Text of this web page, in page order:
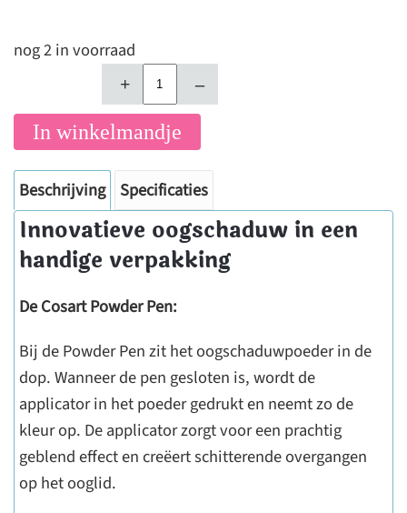
nog 2 in voorraad
+ –
In winkelmandje
Beschrijving Specificaties
Innovatieve oogschaduw in een
handige verpakking
De Cosart Powder Pen:
Bij de Powder Pen zit het oogschaduwpoeder in de
dop. Wanneer de pen gesloten is, wordt de
applicator in het poeder gedrukt en neemt zo de
kleur op. De applicator zorgt voor een prachtig
geblend effect en creëert schitterende overgangen
op het ooglid.